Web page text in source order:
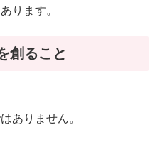
ります。
創ること
ありません。